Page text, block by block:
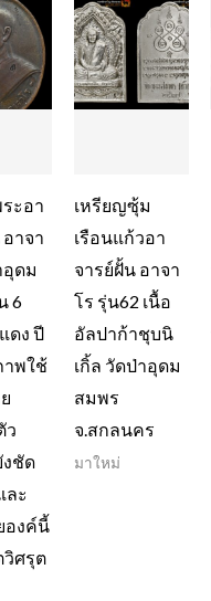
ะอา
าจา
อุดม
6
ดง ปี
าพใช้
ว
ชัด
ละ
องค์นี้
ศรุต
เหรียญซุ้ม
เรือนแก้วอา
จารย์ฝั้น อาจา
โร รุ่น62 เนื้อ
อัลปาก้าชุบนิ
เกิ้ล วัดป่าอุดม
สมพร
จ.สกลนคร
มาใหม่